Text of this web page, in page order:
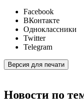
Facebook
ВКонтакте
Одноклассники
Twitter
Telegram
Версия для печати
Новости по